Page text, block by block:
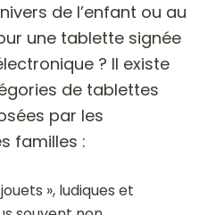
de l’enfant ou au
une tablette signée
? Il existe
de tablettes
par les
familles :
», ludiques et